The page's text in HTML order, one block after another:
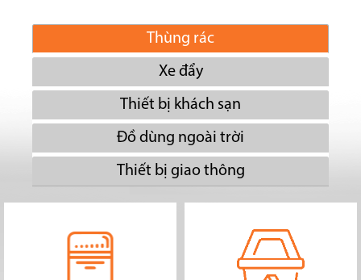
Thùng rác
Xe đẩy
Thiết bị khách sạn
Đồ dùng ngoài trời
Thiết bị giao thông